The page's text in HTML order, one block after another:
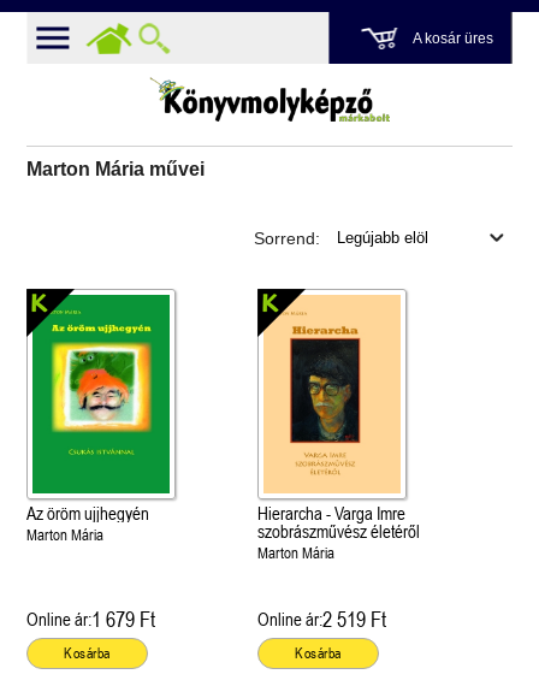
A kosár üres
Marton Mária művei
Sorrend:
Az öröm ujjhegyén
Marton Mária
Online ár:1 679 Ft
Kosárba
Hierarcha - Varga Imre
szobrászművész életéről
Marton Mária
Online ár:2 519 Ft
Kosárba